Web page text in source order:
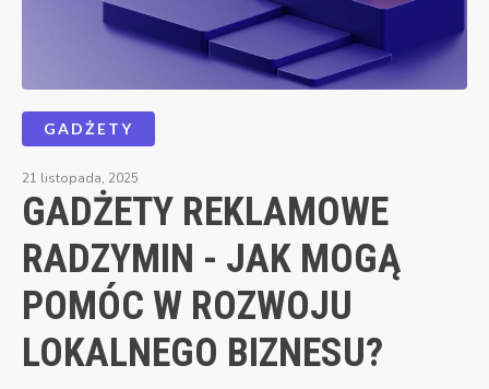
GADŻETY
21 listopada, 2025
GADŻETY REKLAMOWE
RADZYMIN - JAK MOGĄ
POMÓC W ROZWOJU
LOKALNEGO BIZNESU?